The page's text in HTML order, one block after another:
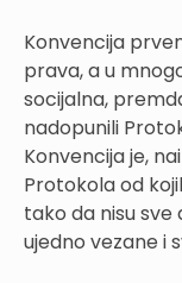
Konvencija
prava, a u
socijalna,
nadopunili
Konvencija je,
Protokola od
tako da nisu sve
ujedno vezane i